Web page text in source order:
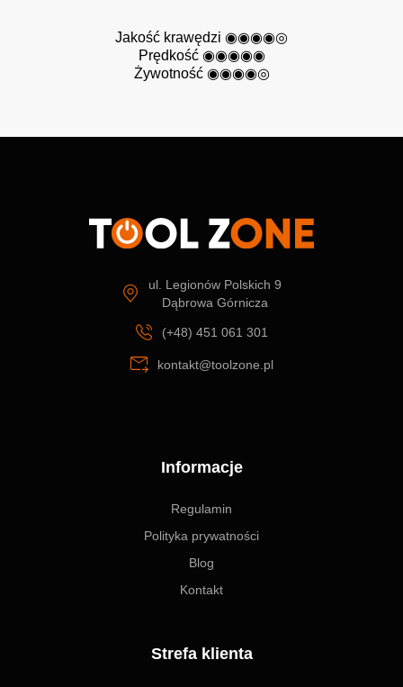
Jakość krawędzi ◉◉◉◉◎
Prędkość ◉◉◉◉◉
Żywotność ◉◉◉◉◎
ul. Legionów Polskich 9
Dąbrowa Górnicza
(+48) 451 061 301
kontakt@toolzone.pl
Informacje
Regulamin
Polityka prywatności
Blog
Kontakt
Strefa klienta